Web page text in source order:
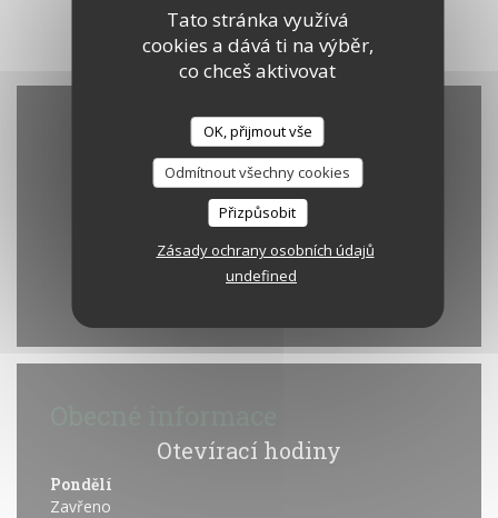
Tato stránka využívá
cookies a dává ti na výběr,
co chceš aktivovat
OK, přijmout vše
Odmítnout všechny cookies
Přizpůsobit
Zásady ochrany osobních údajů
undefined
Otevírací hodiny
Pondělí
Zavřeno